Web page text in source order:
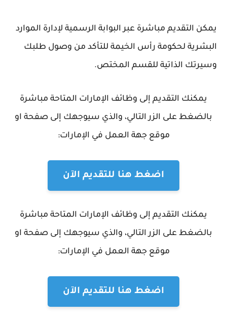
يمكن التقديم مباشرة عبر البوابة الرسمية لإدارة الموارد
البشرية لحكومة رأس الخيمة للتأكد من وصول طلبك
وسيرتك الذاتية للقسم المختص.
يمكنك التقديم إلى وظائف الإمارات المتاحة مباشرة
بالضغط على الزر التالي، والذي سيوجهك إلى صفحة او
موقع جهة العمل في الإمارات:
اضغط هنا للتقديم الآن
يمكنك التقديم إلى وظائف الإمارات المتاحة مباشرة
بالضغط على الزر التالي، والذي سيوجهك إلى صفحة او
موقع جهة العمل في الإمارات:
اضغط هنا للتقديم الآن